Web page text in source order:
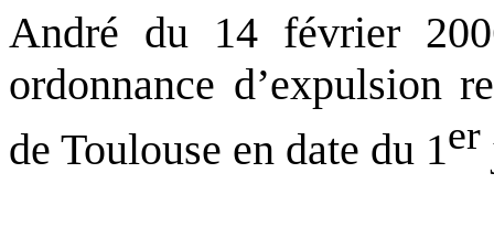
André du 14 février
ordonnance d’expulsion
de Toulouse en date du 1er